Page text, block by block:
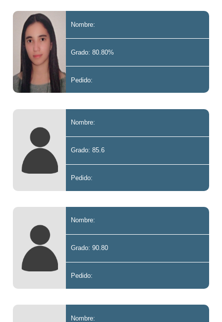
Nombre:
Grado: 80.80%
Pedido:
Nombre:
Grado: 85.6
Pedido:
Nombre:
Grado: 90.80
Pedido:
Nombre: